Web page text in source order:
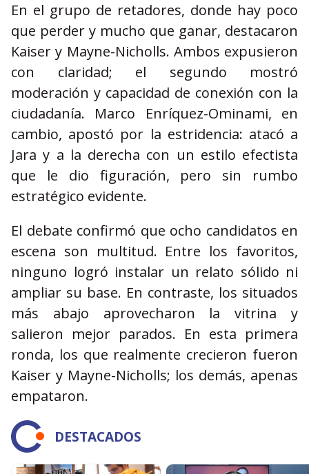
En el grupo de retadores, donde hay poco
que perder y mucho que ganar, destacaron
Kaiser y Mayne-Nicholls. Ambos expusieron
con claridad; el segundo mostró
moderación y capacidad de conexión con la
ciudadanía. Marco Enríquez-Ominami, en
cambio, apostó por la estridencia: atacó a
Jara y a la derecha con un estilo efectista
que le dio figuración, pero sin rumbo
estratégico evidente.
El debate confirmó que ocho candidatos en
escena son multitud. Entre los favoritos,
ninguno logró instalar un relato sólido ni
ampliar su base. En contraste, los situados
más abajo aprovecharon la vitrina y
salieron mejor parados. En esta primera
ronda, los que realmente crecieron fueron
Kaiser y Mayne-Nicholls; los demás, apenas
empataron.
DESTACADOS